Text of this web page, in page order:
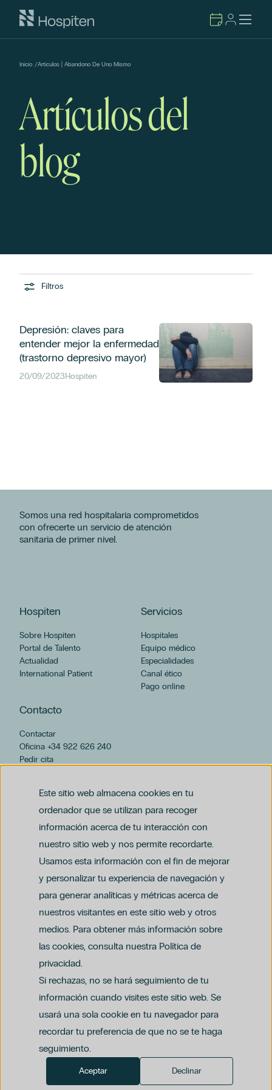
Este sitio web almacena cookies en tu
ordenador que se utilizan para recoger
información acerca de tu interacción con
nuestro sitio web y nos permite recordarte.
Usamos esta información con el fin de mejorar
y personalizar tu experiencia de navegación y
para generar analíticas y métricas acerca de
nuestros visitantes en este sitio web y otros
medios. Para obtener más información sobre
las cookies, consulta nuestra Política de
privacidad.
Si rechazas, no se hará seguimiento de tu
información cuando visites este sitio web. Se
usará una sola cookie en tu navegador para
recordar tu preferencia de que no se te haga
seguimiento.
Aceptar Declinar
Inicio /Artículos | Abandono De Uno Mismo
Artículos del
blog
Filtros
CATEGORÍAS
España
Hospital Universitario Hospiten Rambla
Hospiten Sur
Pediatría
Hospital Universitario Hospiten Sur
Hospiten Rambla
Hospiten Lanzarote
Hospiten Bellevue
Cataratas
Hospiten Tamaragua
Niños
Nutrición
Podología
Cirugía Ortopédica Y Traumatología
Odontología
Oftalmología
Ginecología Regenerativa
Grupo Hospiten
Láser Ginecológico
Menopausia
Miopía
Abandono De Uno Mismo
Depresión: claves para
entender mejor la enfermedad
(trastorno depresivo mayor)
20/09/2023Hospiten
Somos una red hospitalaria comprometidos
con ofrecerte un servicio de atención
sanitaria de primer nivel.
Hospiten
Sobre Hospiten
Portal de Talento
Actualidad
International Patient
Servicios
Hospitales
Equipo médico
Especialidades
Canal ético
Pago online
Contacto
Contactar
Oficina +34 922 626 240
Pedir cita
Política de privacidad y protección de datos
Política del canal ético (PDF)
Política de compliance penal (PDF)